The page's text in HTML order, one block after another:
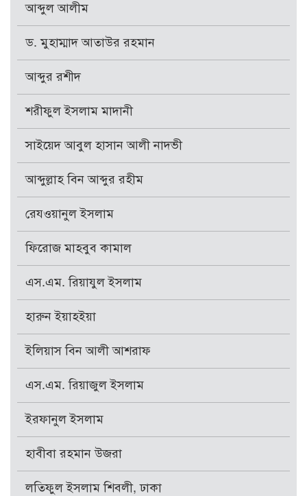
আব্দুল আলীম
ড. মুহাম্মাদ আতাউর রহমান
আব্দুর রশীদ
শরীফুল ইসলাম মাদানী
সাইয়েদ আবুল হাসান আলী নাদভী
আব্দুল্লাহ বিন আব্দুর রহীম
রেযওয়ানুল ইসলাম
ফিরোজ মাহবুব কামাল
এস.এম. রিয়াযুল ইসলাম
হারুন ইয়াহইয়া
ইলিয়াস বিন আলী আশরাফ
এস.এম. রিয়াজুল ইসলাম
ইরফানুল ইসলাম
হাবীবা রহমান উজরা
লতিফুল ইসলাম শিবলী, ঢাকা